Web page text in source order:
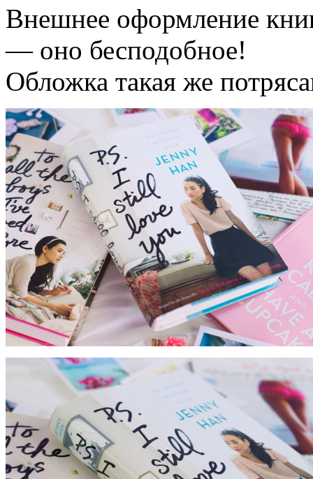
Внешнее оформление
— оно бесподобное!
Обложка такая же